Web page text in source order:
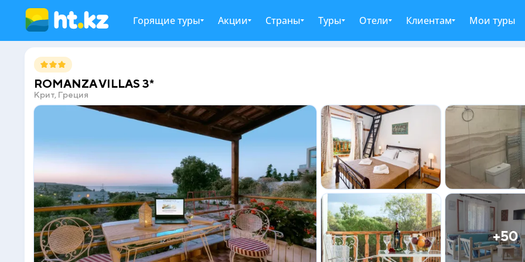
Горящие туры Акции Страны Туры Отели Клиентам Мои туры
ROMANZA VILLAS 3*
Крит, Греция
+50